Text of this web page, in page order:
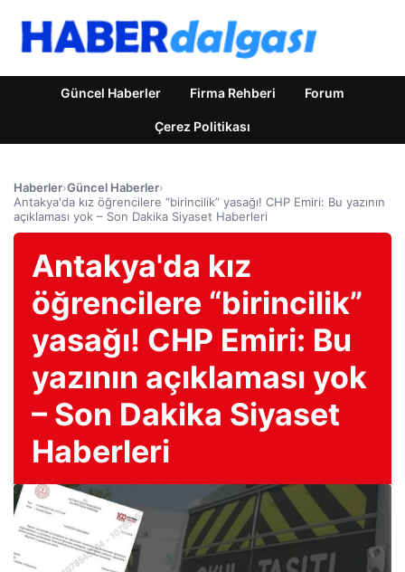
Güncel Haberler Firma Rehberi Forum
Çerez Politikası
Haberler›Güncel Haberler›
Antakya'da kız öğrencilere “birincilik” yasağı! CHP Emiri: Bu yazının
açıklaması yok – Son Dakika Siyaset Haberleri
Antakya'da kız
öğrencilere “birincilik”
yasağı! CHP Emiri: Bu
yazının açıklaması yok
– Son Dakika Siyaset
Haberleri